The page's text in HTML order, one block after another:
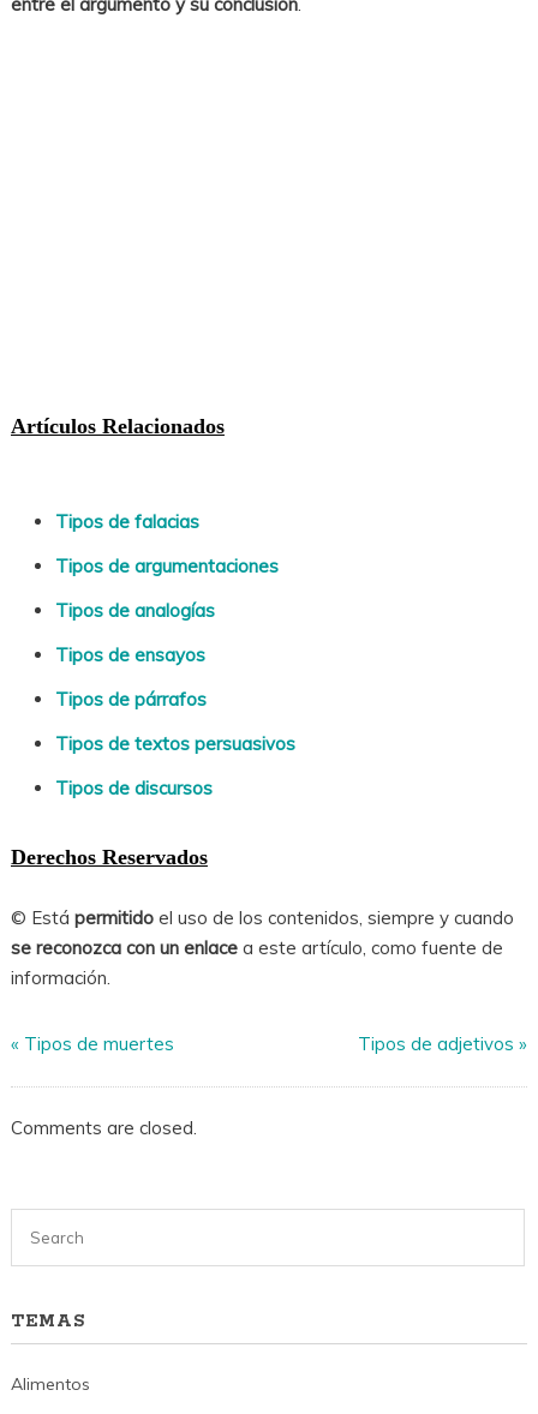
entre el argumento y su conclusión.
Artículos Relacionados
Tipos de falacias
Tipos de argumentaciones
Tipos de analogías
Tipos de ensayos
Tipos de párrafos
Tipos de textos persuasivos
Tipos de discursos
Derechos Reservados
© Está permitidoel uso de los contenidos, siempre y cuando
se reconozca con un enlacea este artículo, como fuente de
información.
« Tipos de muertes Tipos de adjetivos »
Comments are closed.
TEMAS
Alimentos